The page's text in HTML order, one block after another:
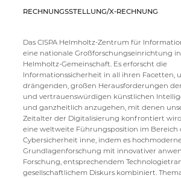
RECHNUNGSSTELLUNG/X-RECHNUNG
Das CISPA Helmholtz-Zentrum für
eine nationale Großforschungseinrichtung
Helmholtz-Gemeinschaft. Es erforscht die
Informationssicherheit in all ihren Facetten,
drängenden, großen Herausforderungen
und vertrauenswürdigen künstlichen
und ganzheitlich anzugehen, mit denen
Zeitalter der Digitalisierung konfrontiert wird.
eine weltweite Führungsposition im Bereich
Cybersicherheit inne, indem es
Grundlagenforschung mit innovativer
Forschung, entsprechendem
gesellschaftlichem Diskurs kombiniert.